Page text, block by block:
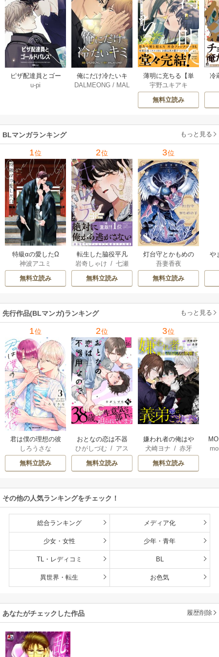
ピザ配達員とゴー
ルドパレス【タテ
u-pi
俺にだけ冷たいキ
ミ【タテヨミ】 34
DALMEONG / MAL
薄明に充ちる【単
行本版】 5巻
宇野ユキアキ
無料立読み
冷
BLマンガランキング もっと見る
1位
特級αの愛したΩ
神波アユミ
無料立読み
2位
転生した脇役平凡
な僕は、美形第二
王子をヤンデレに
してしまった【シ
岩奇しゃけ /七瀬
おむ
無料立読み
3位
灯台守とかもめの
子
吾妻香夜
無料立読み
や
先行作品(BLマンガ)ランキング もっと見る
1位
君は僕の理想の彼
氏
しろうさな
無料立読み
2位
おとなの恋は不器
用なので
ひがしづむ / アス
ティル編集部
無料立読み
3位
嫌われ者の俺はや
り直しの世界で義
弟達にごまをする
（分冊版）
犬崎ヨナ / 赤牙
無料立読み
その他の人気ランキングをチェック！
総合ランキング メディア化
少女・女性 少年・青年
TL・レディコミ BL
異世界・転生 お色気
あなたがチェックした作品 履歴削除